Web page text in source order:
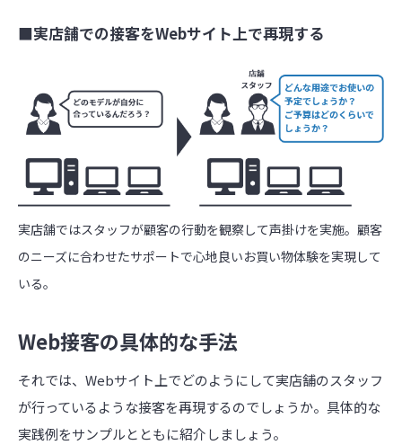
■実店舗での接客をWebサイト上で再現する
実店舗ではスタッフが顧客の行動を観察して声掛けを実施。顧客
のニーズに合わせたサポートで心地良いお買い物体験を実現して
いる。
Web接客の具体的な手法
それでは、Webサイト上でどのようにして実店舗のスタッフ
が行っているような接客を再現するのでしょうか。具体的な
実践例をサンプルとともに紹介しましょう。